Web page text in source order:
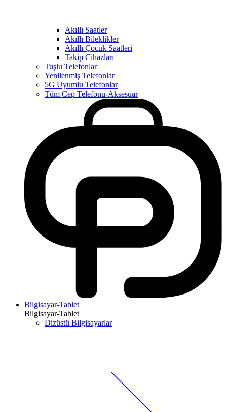
Akıllı Saatler
Akıllı Bileklikler
Akıllı Çocuk Saatleri
Takip Cihazları
Tuşlu Telefonlar
Yenilenmiş Telefonlar
5G Uyumlu Telefonlar
Tüm Cep Telefonu-Aksesuar
Bilgisayar-Tablet
Bilgisayar-Tablet
Dizüstü Bilgisayarlar